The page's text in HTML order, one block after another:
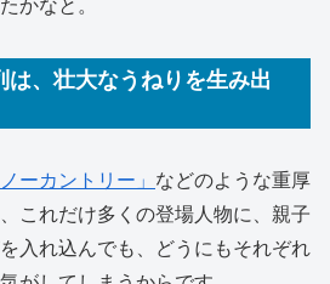
かなと。
は、壮大なうねりを生み出
ノーカントリー」 などのような重厚
これだけ多くの登場人物に、親子
入れ込んでも、どうにもそれぞれ